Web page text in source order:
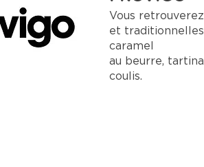
Vous
et
caramel
au beurre,
coulis.